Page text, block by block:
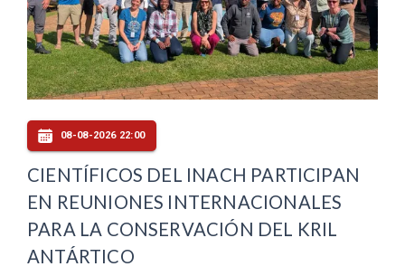
08-08-2026 22:00
CIENTÍFICOS DEL INACH PARTICIPAN
EN REUNIONES INTERNACIONALES
PARA LA CONSERVACIÓN DEL KRIL
ANTÁRTICO